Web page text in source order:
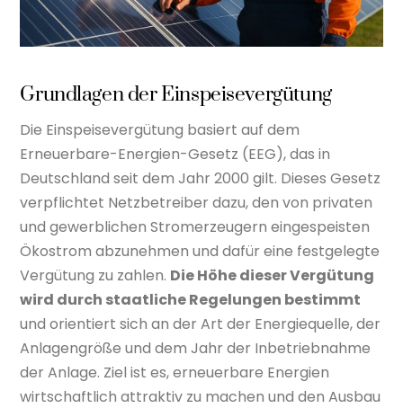
Grundlagen der Einspeisevergütung
Die Einspeisevergütung basiert auf dem
Erneuerbare-Energien-Gesetz (EEG), das in
Deutschland seit dem Jahr 2000 gilt. Dieses Gesetz
verpflichtet Netzbetreiber dazu, den von privaten
und gewerblichen Stromerzeugern eingespeisten
Ökostrom abzunehmen und dafür eine festgelegte
Vergütung zu zahlen. Die Höhe dieser Vergütung
wird durch staatliche Regelungen bestimmt
und orientiert sich an der Art der Energiequelle, der
Anlagengröße und dem Jahr der Inbetriebnahme
der Anlage. Ziel ist es, erneuerbare Energien
wirtschaftlich attraktiv zu machen und den Ausbau